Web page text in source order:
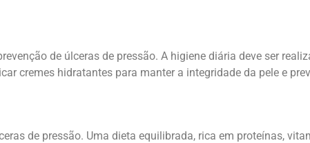
de úlceras de pressão. A higiene diária deve ser
cremes hidratantes para manter a integridade da pele e
de pressão. Uma dieta equilibrada, rica em proteínas,